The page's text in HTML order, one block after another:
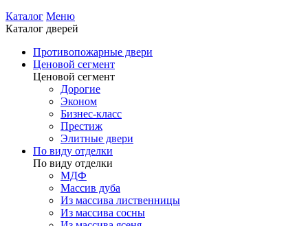
Каталог Меню
Каталог дверей
Противопожарные двери
Ценовой сегмент
Ценовой сегмент
Дорогие
Эконом
Бизнес-класс
Престиж
Элитные двери
По виду отделки
По виду отделки
МДФ
Массив дуба
Из массива лиственницы
Из массива сосны